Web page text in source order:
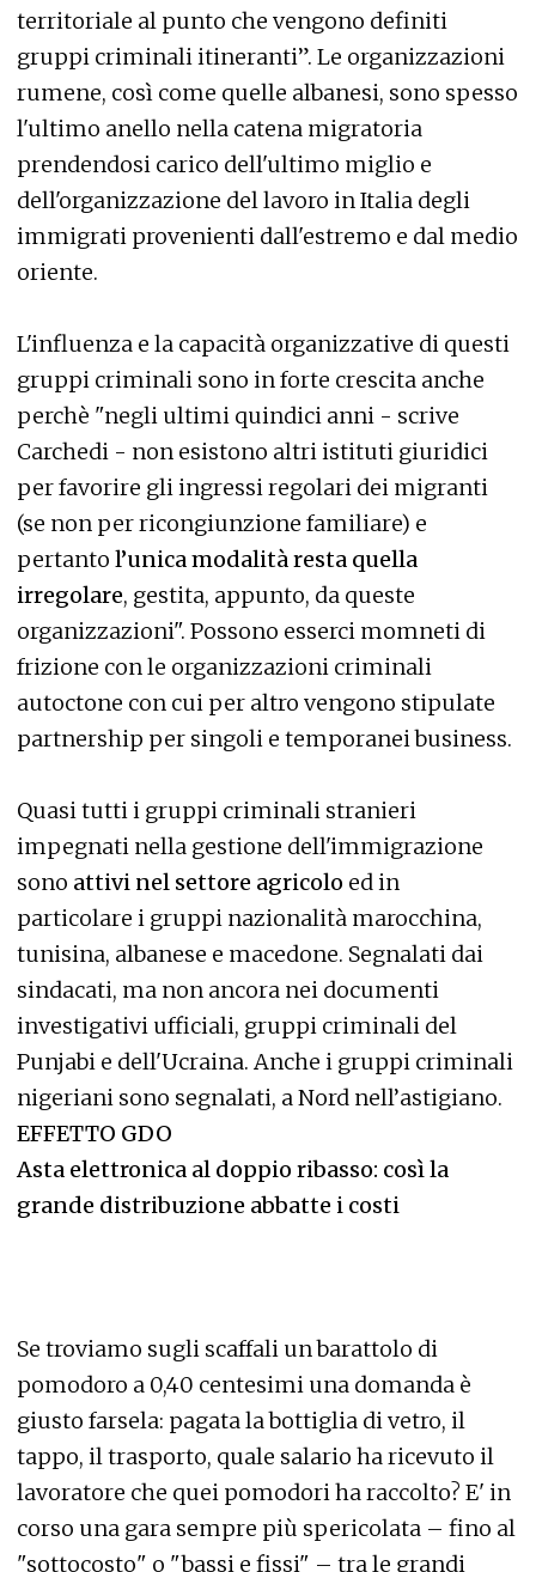
territoriale al punto che vengono definiti
gruppi criminali itineranti”. Le organizzazioni
rumene, così come quelle albanesi, sono spesso
l'ultimo anello nella catena migratoria
prendendosi carico dell'ultimo miglio e
dell'organizzazione del lavoro in Italia degli
immigrati provenienti dall'estremo e dal medio
oriente.
L'influenza e la capacità organizzative di questi
gruppi criminali sono in forte crescita anche
perchè "negli ultimi quindici anni - scrive
Carchedi - non esistono altri istituti giuridici
per favorire gli ingressi regolari dei migranti
(se non per ricongiunzione familiare) e
pertanto l’unica modalità resta quella
irregolare, gestita, appunto, da queste
organizzazioni". Possono esserci momneti di
frizione con le organizzazioni criminali
autoctone con cui per altro vengono stipulate
partnership per singoli e temporanei business.
Quasi tutti i gruppi criminali stranieri
impegnati nella gestione dell'immigrazione
sono attivi nel settore agricolo ed in
particolare i gruppi nazionalità marocchina,
tunisina, albanese e macedone. Segnalati dai
sindacati, ma non ancora nei documenti
investigativi ufficiali, gruppi criminali del
Punjabi e dell'Ucraina. Anche i gruppi criminali
nigeriani sono segnalati, a Nord nell’astigiano.
EFFETTO GDO
Asta elettronica al doppio ribasso: così la
grande distribuzione abbatte i costi
Se troviamo sugli scaffali un barattolo di
pomodoro a 0,40 centesimi una domanda è
giusto farsela: pagata la bottiglia di vetro, il
tappo, il trasporto, quale salario ha ricevuto il
lavoratore che quei pomodori ha raccolto? E' in
corso una gara sempre più spericolata – fino al
"sottocosto" o "bassi e fissi" – tra le grandi